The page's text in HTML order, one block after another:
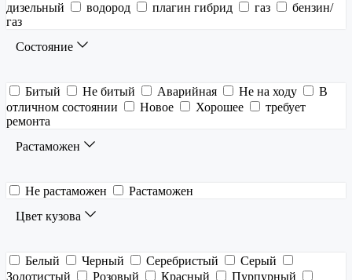
дизельный
водород плагин гибрид газ
бензин/
газ
Состояние
Битый Не битый Аварийная Не на ходу
В
отличном состоянии
Новое Хорошее
требует
ремонта
Растаможен
Не растаможен
Растаможен
Цвет кузова
Белый Черный Серебристый
Серый
Золотистый
Розовый Красный
Пурпурный